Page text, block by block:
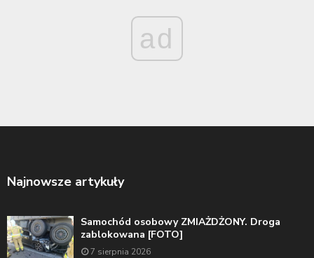
ad
Najnowsze artykuły
Samochód osobowy ZMIAŻDŻONY. Droga
zablokowana [FOTO]
7 sierpnia 2026